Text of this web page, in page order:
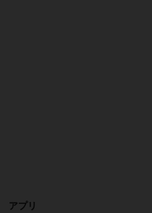
アプリ